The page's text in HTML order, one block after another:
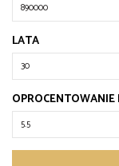
LATA
OPROCENTOWANIE